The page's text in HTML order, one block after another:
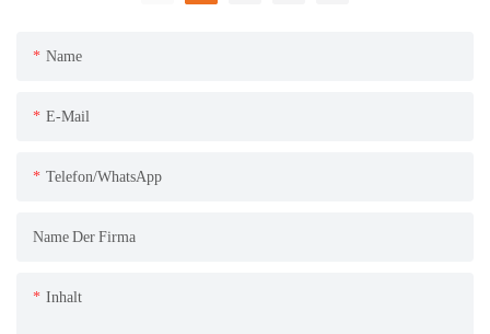
Name
E-Mail
Telefon/WhatsApp
Name Der Firma
Inhalt